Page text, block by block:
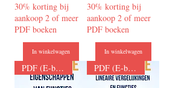
30% korting bij
aankoop 2 of meer
PDF boeken
In winkelwagen
30% korting bij
aankoop 2 of meer
PDF boeken
In winkelwagen
PDF (E-boek) PDF (E-boek)